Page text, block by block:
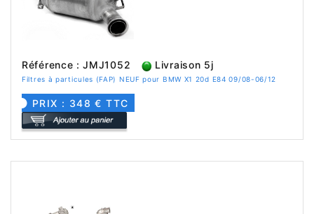
Référence : JMJ1052 Livraison 5j
Filtres à particules (FAP) NEUF pour BMW X1 20d E84 09/08-06/12
PRIX : 348 € TTC